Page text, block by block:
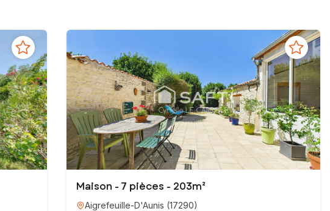
Maison - 7 pièces - 203m²
Aigrefeuille-D'Aunis (17290)